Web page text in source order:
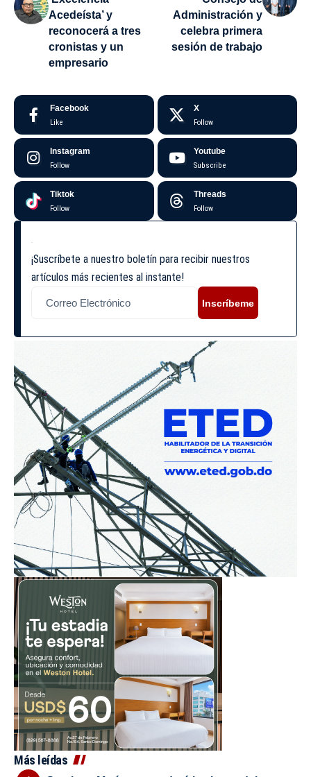
Acedeísta’ y
reconocerá a tres
cronistas y un
empresario
Administración y
celebra primera
sesión de trabajo
Facebook
Like
X
Follow
Instagram
Follow
Youtube
Subscribe
Tiktok
Follow
Threads
Follow
¡Suscríbete a nuestro boletín para recibir nuestros
artículos más recientes al instante!
Inscríbeme
Más leídas